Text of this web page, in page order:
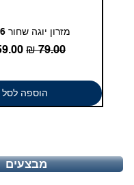
מזרון יוגה שחור 6 מ"מ
מחיר רגיל
הוספה לסל
מבצעים